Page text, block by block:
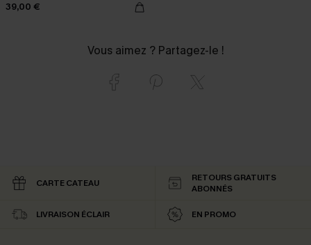
39,00 €
Vous aimez ? Partagez-le !
CARTE CATEAU
RETOURS GRATUITS
ABONNÉS
LIVRAISON ÉCLAIR EN PROMO